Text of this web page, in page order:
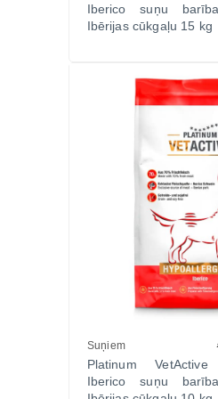
Iberico suņu
Ibērijas cūkgaļu 15 kg
Suņiem
Platinum VetActive
Iberico suņu